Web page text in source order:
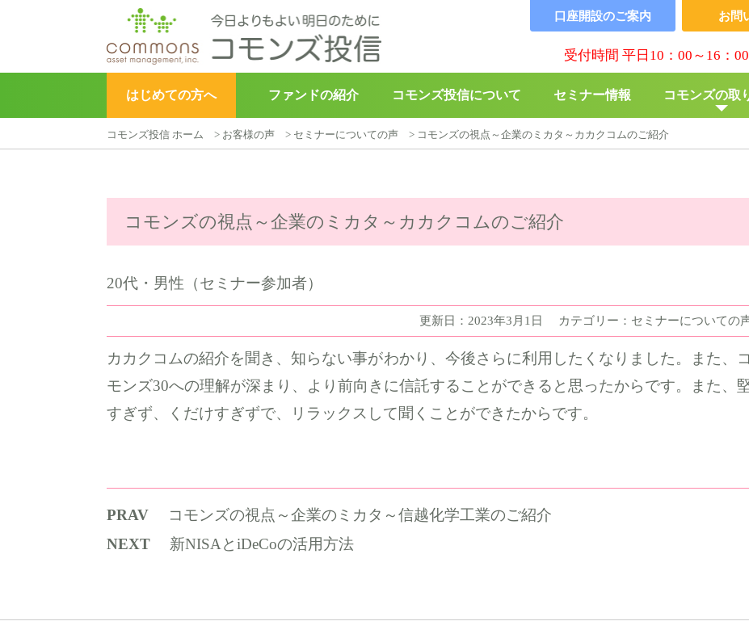
はじめての方へ ファンドの紹介 コモンズ投信について セミナー情報 コモンズの取
▶︎ こどもトラスト ▶︎ コモンズBABY ▶︎
口座開設のご案内 お問
受付時間 平日10：00～16：00
コモンズ投信 ホーム > お客様の声 > セミナーについての声 > コモンズの視点～企業のミカタ～カカクコムのご紹介
コモンズの視点～企業のミカタ～カカクコムのご紹介
20代・男性（セミナー参加者）
更新日：2023年3月1日 カテゴリー：セミナーについての
カカクコムの紹介を聞き、知らない事がわかり、今後さらに利用したくなりました。また、コ
モンズ30への理解が深まり、より前向きに信託することができると思ったからです。また、
すぎず、くだけすぎずで、リラックスして聞くことができたからです。
PRAV
コモンズの視点～企業のミカタ～信越化学工業のご紹介
NEXT
新NISAとiDeCoの活用方法